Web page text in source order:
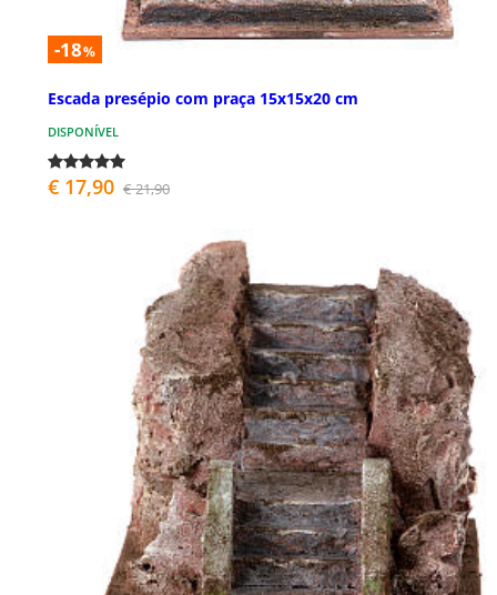
-18%
Escada presépio com praça 15x15x20 cm
DISPONÍVEL
€ 17,90 € 21,90